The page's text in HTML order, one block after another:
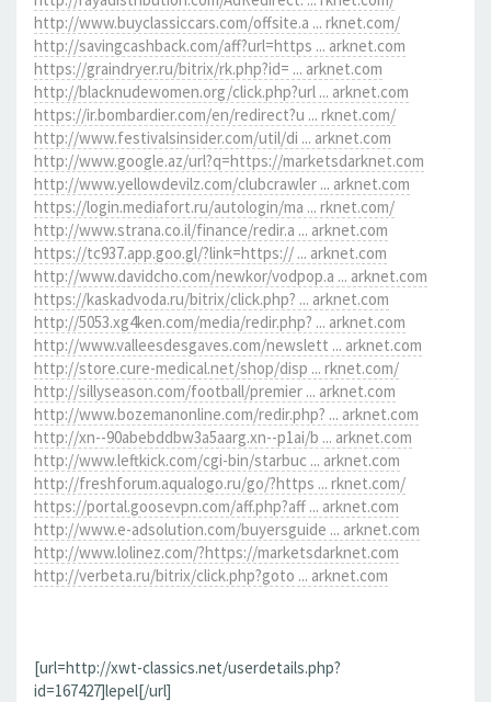
http://www.buyclassiccars.com/offsite.a ... rknet.com/
http://savingcashback.com/aff?url=https ... arknet.com
https://graindryer.ru/bitrix/rk.php?id= ... arknet.com
http://blacknudewomen.org/click.php?url ... arknet.com
https://ir.bombardier.com/en/redirect?u ... rknet.com/
http://www.festivalsinsider.com/util/di ... arknet.com
http://www.google.az/url?q=https://marketsdarknet.com
http://www.yellowdevilz.com/clubcrawler ... arknet.com
https://login.mediafort.ru/autologin/ma ... rknet.com/
http://www.strana.co.il/finance/redir.a ... arknet.com
https://tc937.app.goo.gl/?link=https:// ... arknet.com
http://www.davidcho.com/newkor/vodpop.a ... arknet.com
https://kaskadvoda.ru/bitrix/click.php? ... arknet.com
http://5053.xg4ken.com/media/redir.php? ... arknet.com
http://www.valleesdesgaves.com/newslett ... arknet.com
http://store.cure-medical.net/shop/disp ... rknet.com/
http://sillyseason.com/football/premier ... arknet.com
http://www.bozemanonline.com/redir.php? ... arknet.com
http://xn--90abebddbw3a5aarg.xn--p1ai/b ... arknet.com
http://www.leftkick.com/cgi-bin/starbuc ... arknet.com
http://freshforum.aqualogo.ru/go/?https ... rknet.com/
https://portal.goosevpn.com/aff.php?aff ... arknet.com
http://www.e-adsolution.com/buyersguide ... arknet.com
http://www.lolinez.com/?https://marketsdarknet.com
http://verbeta.ru/bitrix/click.php?goto ... arknet.com
[url=http://xwt-classics.net/userdetails.php?
id=167427]lepel[/url]